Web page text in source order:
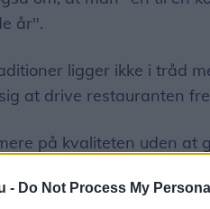
- Do Not Process My
år".
ligger ikke i tråd
at drive restauranten
på kvaliteten uden at
Det er da en drøm, at
spise- og